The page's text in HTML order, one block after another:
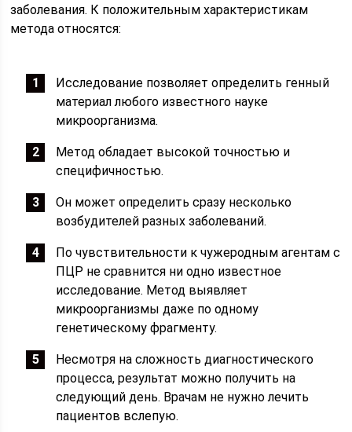
заболевания. К положительным характеристикам
метода относятся:
Исследование позволяет определить генный
материал любого известного науке
микроорганизма.
Метод обладает высокой точностью и
специфичностью.
Он может определить сразу несколько
возбудителей разных заболеваний.
По чувствительности к чужеродным агентам с
ПЦР не сравнится ни одно известное
исследование. Метод выявляет
микроорганизмы даже по одному
генетическому фрагменту.
Несмотря на сложность диагностического
процесса, результат можно получить на
следующий день. Врачам не нужно лечить
пациентов вслепую.